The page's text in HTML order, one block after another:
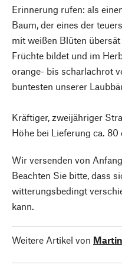
Erinnerung rufen: als
Baum, der eines der
mit weißen Blüten
Früchte bildet und im
orange- bis scharlachrot
buntesten unserer
Kräftiger, zweijähriger
Höhe bei Lieferung ca. 80
Wir versenden von
Beachten Sie bitte, dass
witterungsbedingt
kann.
Weitere Artikel von